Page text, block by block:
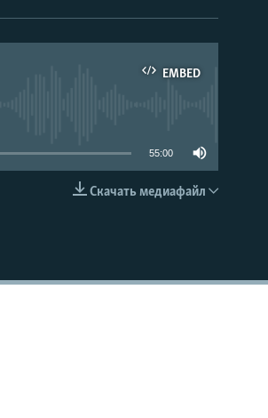
EMBED
EMBED
55:00
Скачать медиафайл